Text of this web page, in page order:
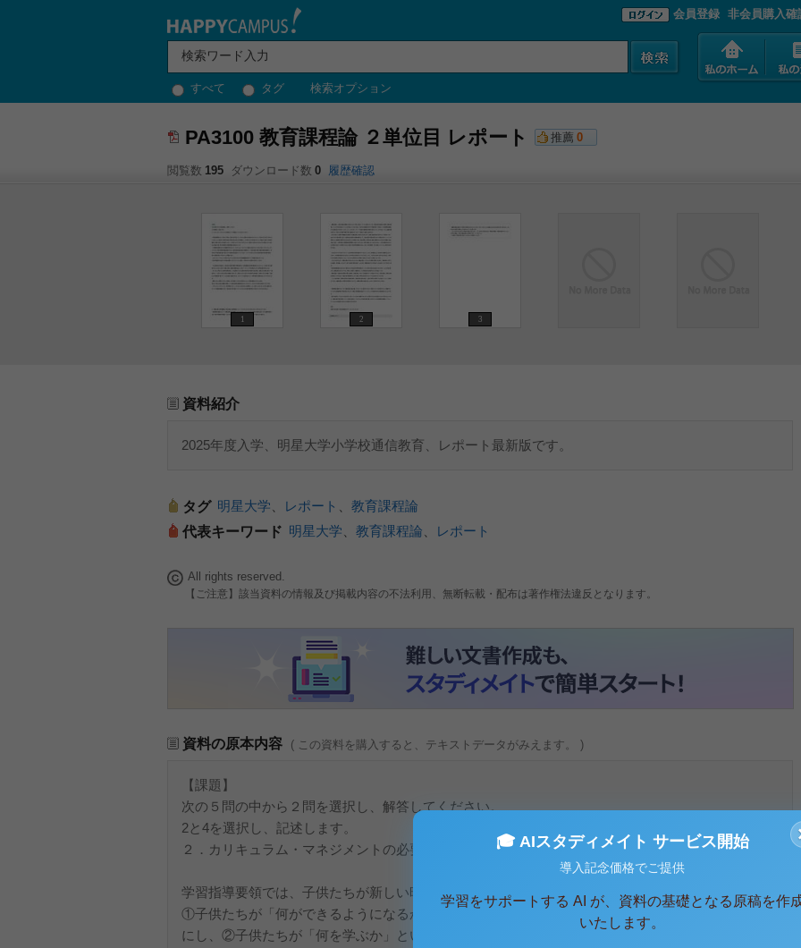
すべて タグ 検索オプション
会員登録 非会員購入確
PA3100 教育課程論 ２単位目 レポート 推薦 0
閲覧数 195 ダウンロード数 0 履歴確認
1 2 3
資料紹介
2025年度入学、明星大学小学校通信教育、レポート最新版です。
タグ 明星大学 レポート
教育課程論
代表キーワード 明星大学 教育課程論 レポート
All rights reserved.
【ご注意】該当資料の情報及び掲載内容の不法利用、無断転載・配布は著作権法違反となります。
資料の原本内容 ( この資料を購入すると、テキストデータがみえます。 )
【課題】
次の５問の中から２問を選択し、解答してください。
2と4を選択し、記述します。
２．カリキュラム・マネジメントの必要性と三つの側面についてまとめてください。
学習指導要領では、子供たちが新しい時代を切り拓いていくために必要な力を育成するためには、
①子供たちが「何ができるようになるか」という視点から育成を目指す資質・能力の在り方を明確
にし、②子供たちが「何を学ぶか」という視点から教科・科目等の構成や目標・内容などを見直す
🎓 AIスタディメイト サービス開始
導入記念価格でご提供
学習をサポートする AI が、資料の基礎となる原稿を作
いたします。